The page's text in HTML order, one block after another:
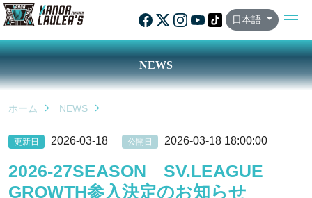
日本語
NEWS
ホーム NEWS
更新日 2026-03-18 公開日 2026-03-18 18:00:00
2026-27SEASON SV.LEAGUE
GROWTH参入決定のお知らせ